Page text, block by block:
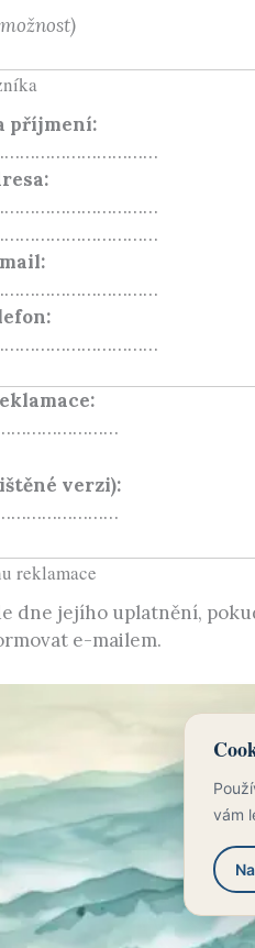
vám
příjmení:
verzi):
reklamace
dne jejího uplatnění,
e-mailem.